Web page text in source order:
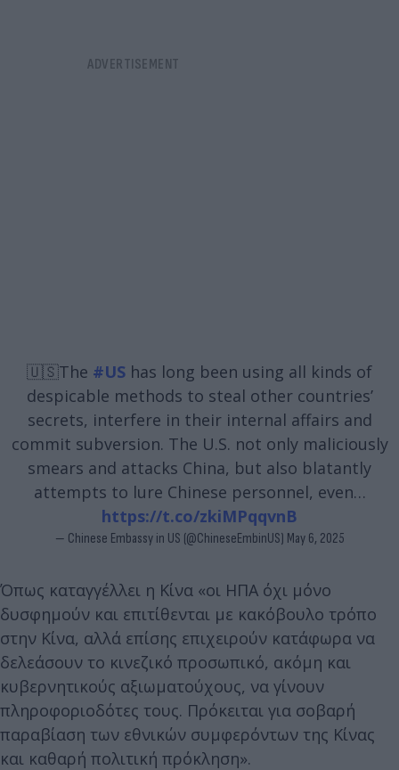
🇺🇸The #US has long been using all kinds of
despicable methods to steal other countries’
secrets, interfere in their internal affairs and
commit subversion. The U.S. not only maliciously
smears and attacks China, but also blatantly
attempts to lure Chinese personnel, even…
https://t.co/zkiMPqqvnB
— Chinese Embassy in US (@ChineseEmbinUS) May 6, 2025
Όπως καταγγέλλει η Κίνα «οι ΗΠΑ όχι μόνο
δυσφημούν και επιτίθενται με κακόβουλο τρόπο
στην Κίνα, αλλά επίσης επιχειρούν κατάφωρα να
δελεάσουν το κινεζικό προσωπικό, ακόμη και
κυβερνητικούς αξιωματούχους, να γίνουν
πληροφοριοδότες τους. Πρόκειται για σοβαρή
παραβίαση των εθνικών συμφερόντων της Κίνας
και καθαρή πολιτική πρόκληση».